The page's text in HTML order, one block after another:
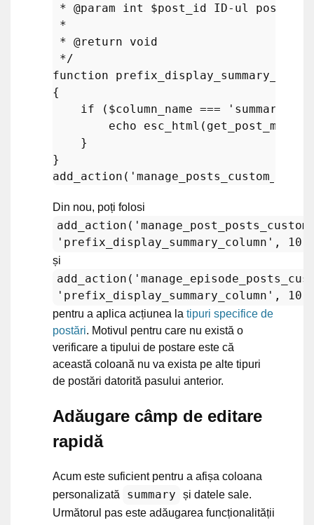
* @param int $post_id ID-ul
*
* @return void
*/
function
{
if ( $column_name === 'summary'
echo
esc_html ( get_post_meta
    }
add_action (
Din nou, poți folosi
'prefix_display_summary_column',
și
'prefix_display_summary_column',
pentru a aplica acțiunea la tipuri specifice de
postări. Motivul pentru care nu există o
verificare a tipului de postare este că
această coloană nu va exista pe alte tipuri
de postări datorită pasului anterior.
Adăugare câmp de editare
rapidă
Acum este suficient pentru a afișa coloana
personalizată
summary
și datele sale.
Următorul pas este adăugarea funcționalității